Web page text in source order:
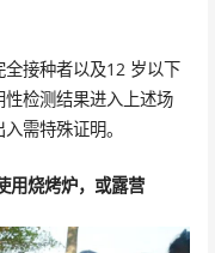
全接种者以及12 岁以下
检测结果进入上述场
需特殊证明。
用烧烤炉，或露营